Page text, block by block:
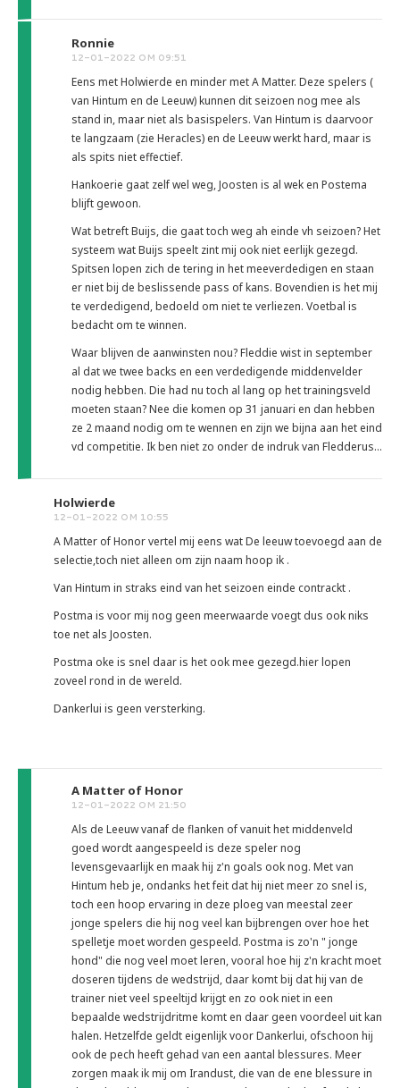
Ronnie
12-01-2022 OM 09:51
Eens met Holwierde en minder met A Matter. Deze spelers (
van Hintum en de Leeuw) kunnen dit seizoen nog mee als
stand in, maar niet als basispelers. Van Hintum is daarvoor
te langzaam (zie Heracles) en de Leeuw werkt hard, maar is
als spits niet effectief.
Hankoerie gaat zelf wel weg, Joosten is al wek en Postema
blijft gewoon.
Wat betreft Buijs, die gaat toch weg ah einde vh seizoen? Het
systeem wat Buijs speelt zint mij ook niet eerlijk gezegd.
Spitsen lopen zich de tering in het meeverdedigen en staan
er niet bij de beslissende pass of kans. Bovendien is het mij
te verdedigend, bedoeld om niet te verliezen. Voetbal is
bedacht om te winnen.
Waar blijven de aanwinsten nou? Fleddie wist in september
al dat we twee backs en een verdedigende middenvelder
nodig hebben. Die had nu toch al lang op het trainingsveld
moeten staan? Nee die komen op 31 januari en dan hebben
ze 2 maand nodig om te wennen en zijn we bijna aan het eind
vd competitie. Ik ben niet zo onder de indruk van Fledderus...
Holwierde
12-01-2022 OM 10:55
A Matter of Honor vertel mij eens wat De leeuw toevoegd aan de
selectie,toch niet alleen om zijn naam hoop ik .
Van Hintum in straks eind van het seizoen einde contrackt .
Postma is voor mij nog geen meerwaarde voegt dus ook niks
toe net als Joosten.
Postma oke is snel daar is het ook mee gezegd.hier lopen
zoveel rond in de wereld.
Dankerlui is geen versterking.
A Matter of Honor
12-01-2022 OM 21:50
Als de Leeuw vanaf de flanken of vanuit het middenveld
goed wordt aangespeeld is deze speler nog
levensgevaarlijk en maak hij z'n goals ook nog. Met van
Hintum heb je, ondanks het feit dat hij niet meer zo snel is,
toch een hoop ervaring in deze ploeg van meestal zeer
jonge spelers die hij nog veel kan bijbrengen over hoe het
spelletje moet worden gespeeld. Postma is zo'n " jonge
hond" die nog veel moet leren, vooral hoe hij z'n kracht moet
doseren tijdens de wedstrijd, daar komt bij dat hij van de
trainer niet veel speeltijd krijgt en zo ook niet in een
bepaalde wedstrijdritme komt en daar geen voordeel uit kan
halen. Hetzelfde geldt eigenlijk voor Dankerlui, ofschoon hij
ook de pech heeft gehad van een aantal blessures. Meer
zorgen maak ik mij om Irandust, die van de ene blessure in